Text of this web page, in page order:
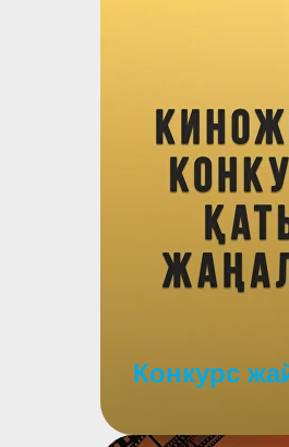
Конкурс